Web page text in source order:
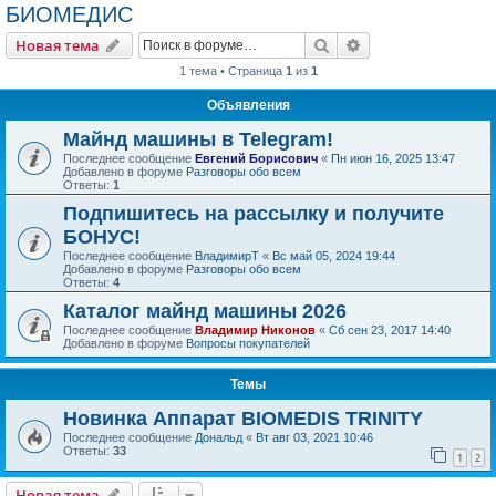
БИОМЕДИС
Новая тема Поиск
1 тема • Страница 1 из 1
Объявления
Майнд машины в Telegram!
Последнее сообщение Евгений Борисович « Пн июн 16, 2025 13:47
Добавлено в форуме Разговоры обо всем
Ответы: 1
Подпишитесь на рассылку и получите
БОНУС!
Последнее сообщение ВладимирТ « Вс май 05, 2024 19:44
Добавлено в форуме Разговоры обо всем
Ответы: 4
Каталог майнд машины 2026
Последнее сообщение Владимир Никонов « Сб сен 23, 2017 14:40
Добавлено в форуме Вопросы покупателей
Темы
Новинка Аппарат BIOMEDIS TRINITY
Последнее сообщение Дональд « Вт авг 03, 2021 10:46
Ответы: 33 1 2